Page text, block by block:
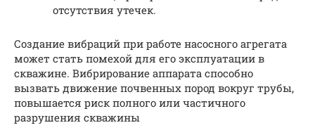
отсутствия утечек.
Создание вибраций при работе насосного агрегата
может стать помехой для его эксплуатации в
скважине. Вибрирование аппарата способно
вызвать движение почвенных пород вокруг трубы,
повышается риск полного или частичного
разрушения скважины